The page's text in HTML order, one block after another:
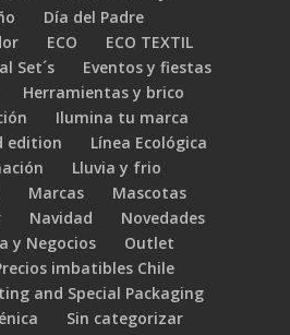
Día del Padre
ECO
ECO TEXTIL
Set´s
Eventos y fiestas
Herramientas y brico
Ilumina tu marca
edition
Línea Ecológica
Lluvia y frio
Marcas
Mascotas
Navidad
Novedades
y Negocios
Outlet
imbatibles Chile
and Special Packaging
Sin categorizar